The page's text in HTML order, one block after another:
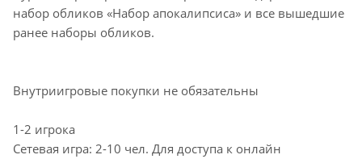
набор обликов «Набор апокалипсиса» и все вышедшие
ранее наборы обликов.
Внутриигровые покупки не обязательны
1-2 игрока
Сетевая игра: 2-10 чел. Для доступа к онлайн